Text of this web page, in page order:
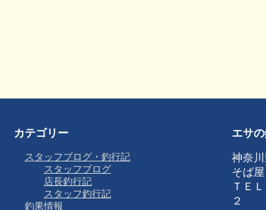
カテゴリー
スタッフブログ・釣行記
スタッフブログ
店長釣行記
スタッフ釣行記
釣果情報
エサ
神奈
そば
ＴＥ
２